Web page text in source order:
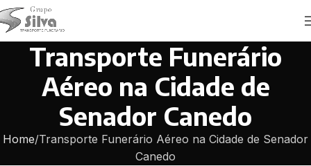
Transporte Funerário
Aéreo na Cidade de
Senador Canedo
Home Transporte Funerário Aéreo na Cidade de Senador
Canedo